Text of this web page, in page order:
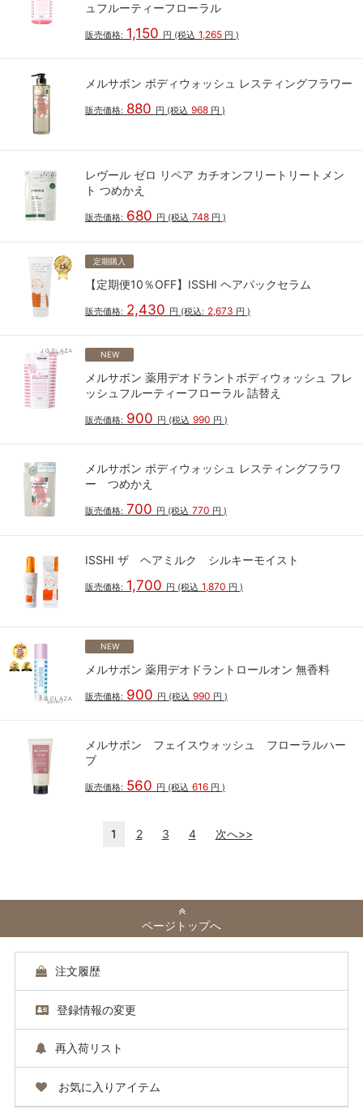
ュフルーティーフローラル
販売価格: 1,150 円 (税込 1,265 円 )
メルサボン ボディウォッシュ レスティングフラワー
販売価格: 880 円 (税込 968 円 )
レヴール ゼロ リペア カチオンフリートリートメン
ト つめかえ
販売価格: 680 円 (税込 748 円 )
定期購入
【定期便10％OFF】ISSHI ヘアパックセラム
販売価格: 2,430 円 (税込: 2,673 円 )
NEW
メルサボン 薬用デオドラントボディウォッシュ フレ
ッシュフルーティーフローラル 詰替え
販売価格: 900 円 (税込 990 円 )
メルサボン ボディウォッシュ レスティングフラワ
ー つめかえ
販売価格: 700 円 (税込 770 円 )
ISSHI ザ ヘアミルク シルキーモイスト
販売価格: 1,700 円 (税込 1,870 円 )
NEW
メルサボン 薬用デオドラントロールオン 無香料
販売価格: 900 円 (税込 990 円 )
メルサボン フェイスウォッシュ フローラルハー
ブ
販売価格: 560 円 (税込 616 円 )
1 2 3 4 次へ>>
ページトップへ
注文履歴
登録情報の変更
再入荷リスト
お気に入りアイテム